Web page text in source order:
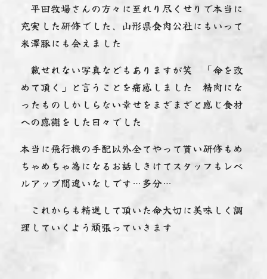
平田牧場さんの方々に至れり尽くせりで本当に
充実した研修でした、山形県食肉公社にもいって
米澤豚にも会えました
載せれない写真などもありますが笑 「命を改
めて頂く」と言うことを痛感しました 精肉にな
ったものしかしらない幸せをまざまざと感じ食材
への感謝をした日々でした
本当に飛行機の手配以外全てやって貰い研修もめ
ちゃめちゃ為になるお話しきけてスタッフもレベ
ルアップ間違いなし️です…多分…
これからも精進して頂いた命大切に美味しく調
理していくよう頑張っていきます